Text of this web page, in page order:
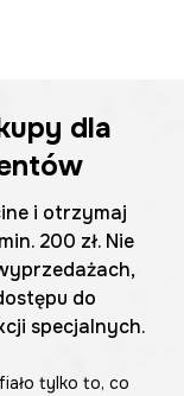
dla
i otrzymaj
200 zł. Nie
do
specjalnych.
tylko to, co